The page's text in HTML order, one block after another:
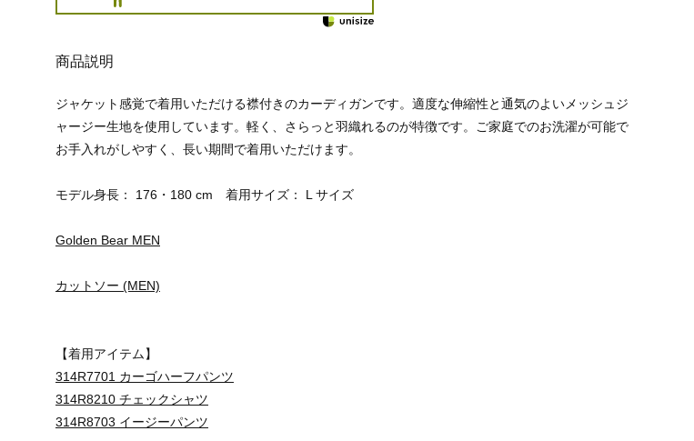
商品説明
ジャケット感覚で着用いただける襟付きのカーディガンです。適度な伸縮性と通気のよいメッシュジ
ャージー生地を使用しています。軽く、さらっと羽織れるのが特徴です。ご家庭でのお洗濯が可能で
お手入れがしやすく、長い期間で着用いただけます。
モデル身長： 176・180 cm 着用サイズ： L サイズ
Golden Bear MEN
カットソー (MEN)
【着用アイテム】
314R7701 カーゴハーフパンツ
314R8210 チェックシャツ
314R8703 イージーパンツ